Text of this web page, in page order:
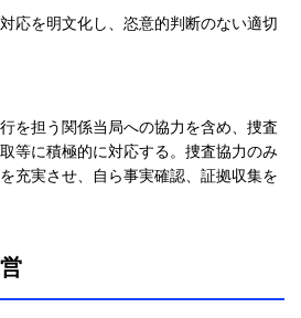
応を明文化し、恣意的判断のない適切
を担う関係当局への協力を含め、捜査
等に積極的に対応する。捜査協力のみ
充実させ、自ら事実確認、証拠収集を